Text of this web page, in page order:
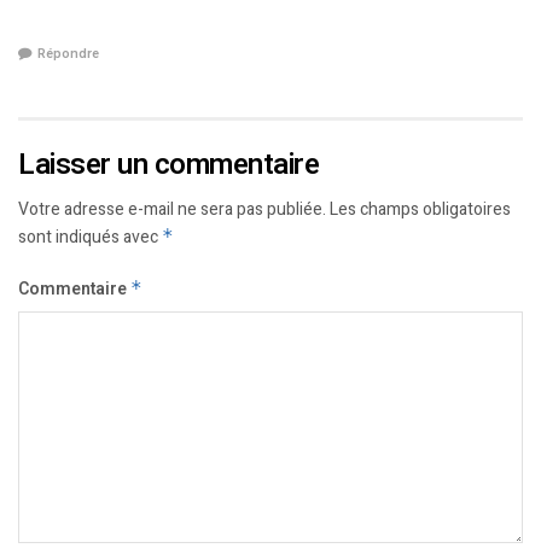
Répondre
Laisser un commentaire
Votre adresse e-mail ne sera pas publiée.Les champs obligatoires
sont indiqués avec *
Commentaire *